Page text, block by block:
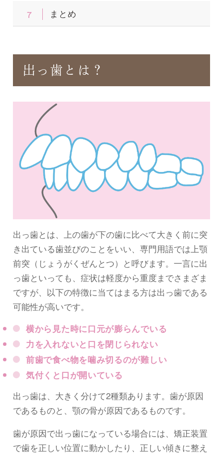
7 まとめ
出っ歯とは？
出っ歯とは、上の歯が下の歯に比べて大きく前に突
き出ている歯並びのことをいい、専門用語では上顎
前突（じょうがくぜんとつ）と呼びます。一言に出
っ歯といっても、症状は軽度から重度までさまざま
ですが、以下の特徴に当てはまる方は出っ歯である
可能性が高いです。
横から見た時に口元が膨らんでいる
力を入れないと口を閉じられない
前歯で食べ物を噛み切るのが難しい
気付くと口が開いている
出っ歯は、大きく分けて2種類あります。歯が原因
であるものと、顎の骨が原因であるものです。
歯が原因で出っ歯になっている場合には、矯正装置
で歯を正しい位置に動かしたり、正しい傾きに整え